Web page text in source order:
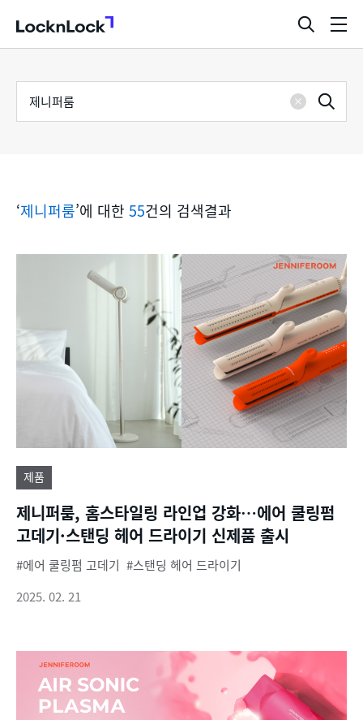
LocknLock
검
색
열
통
색
삭
검
‘제니퍼룸’에 대한 55건의 검색결과
제품
제니퍼룸, 홈스타일링 라인업 강화…에어 쿨링펌
고데기·스탠딩 헤어 드라이기 신제품 출시
에어 쿨링펌 고데기
스탠딩 헤어 드라이기
2025. 02. 21